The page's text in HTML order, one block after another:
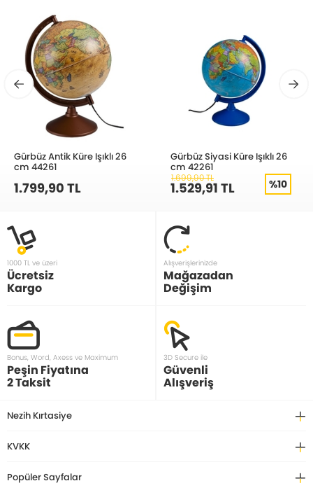
Gürbüz Antik Küre Işıklı 26
cm 44261
1.799,90 TL
Gürbüz Siyasi Küre Işıklı 26
cm 42261
1.699,90 TL
1.529,91 TL %10
1000 TL ve üzeri
Ücretsiz
Kargo
Alışverişlerinizde
Mağazadan
Değişim
Bonus, Word, Axess ve Maximum
Peşin Fiyatına
2 Taksit
3D Secure ile
Güvenli
Alışveriş
Nezih Kırtasiye
KVKK
Popüler Sayfalar